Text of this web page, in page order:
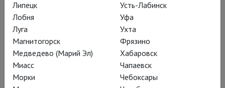
стал именно таким: со взрывами смеха,
радостными проделками и весёлыми шутками.
Никаких постных лиц или грустных мероприятий
– среди всех оперных фестивалей Пезарский,
наверное, самый любимый публикой!
Липецк
Лобня
Луга
Магнитогорск
Медведево (Марий Эл)
Миасс
Морки
Усть-Лабинск
Уфа
Ухта
Фрязино
Хабаровск
Чапаевск
Чебоксары